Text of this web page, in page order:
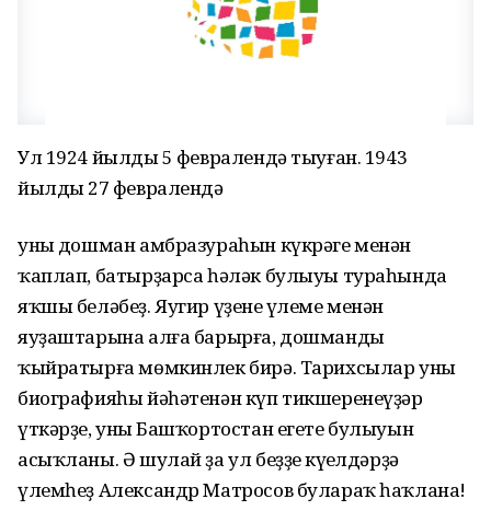
Ул 1924 йылдың 5 февралендә тыуған. 1943
йылдың 27 февралендә
уның дошман амбразураһын күкрәге менән
ҡаплап, батырҙарса һәләк булыуы тураһында
яҡшы беләбеҙ. Яугир үҙенең үлеме менән
яуҙаштарына алға барырға, дошманды
ҡыйратырға мөмкинлек бирә. Тарихсылар уның
биографияһы йәһәтенән күп тикшеренеүҙәр
үткәрҙе, уның Башҡортостан егете булыуын
асыҡланы. Ә шулай ҙа ул беҙҙең күңелдәрҙә
үлемһеҙ Александр Матросов булараҡ һаҡлана!